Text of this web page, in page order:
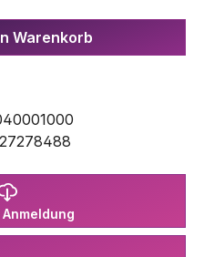
Wert
Warenkorb